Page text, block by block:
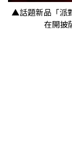
▲話題新品「派
在開披